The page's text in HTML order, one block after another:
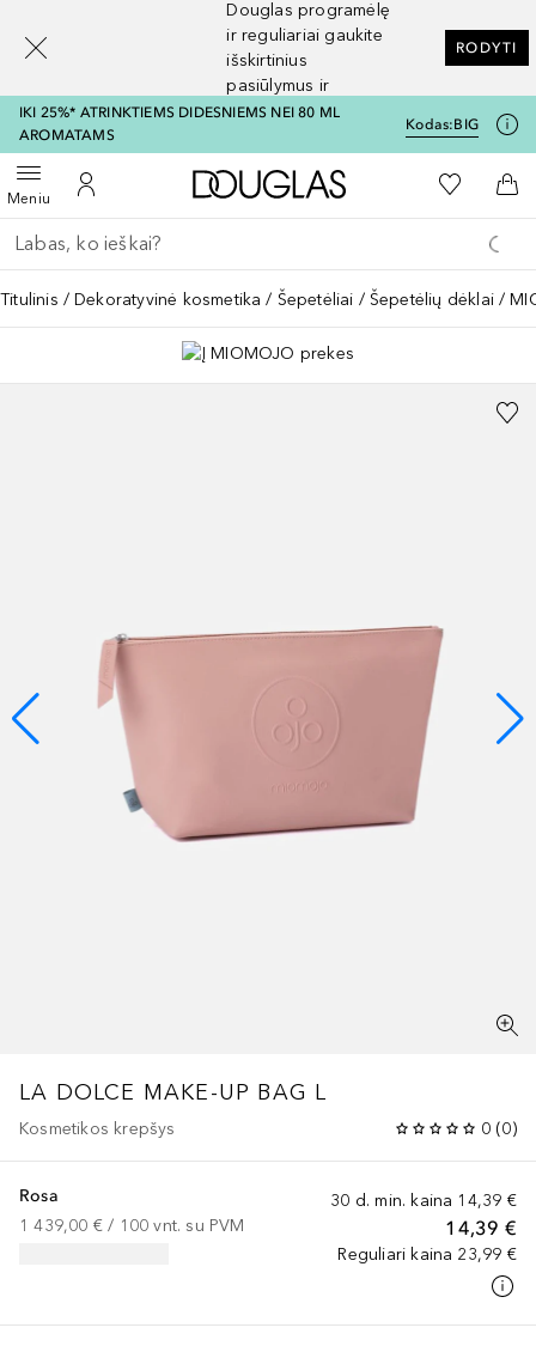
Douglas programėlę
ir reguliariai gaukite
išskirtinius
pasiūlymus ir
nuolaidas
RODYTI
IKI 25%* ATRINKTIEMS DIDESNIEMS NEI 80 ML
AROMATAMS
Kodas:BIG
MeniuAtidaryti meniuĮ mano paskyrą
Į Douglas pagrindinį
Į mano
Į
Grįžk atgal
Vykdykite paiešką
Titulinis Dekoratyvinė kosmetika Šepetėliai Šepetėlių dėklai
LA DOLCE MAKE-UP BAG L
Kosmetikos krepšys 0 (0)
30 d. min. kaina 14,39 €
14,39 €
Reguliari kaina 23,99 €
Rosa
1 439,00 € / 100 vnt. su PVM
[navigation.slideout.screenreader]